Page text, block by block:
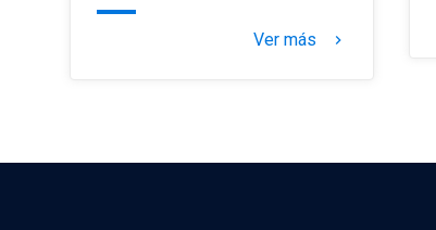
Ver más keyboard_arrow_right